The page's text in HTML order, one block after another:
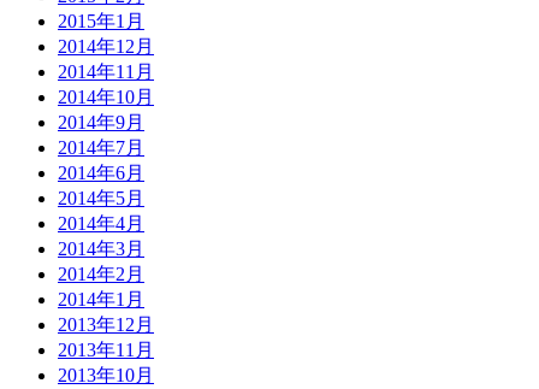
2015年1月
2014年12月
2014年11月
2014年10月
2014年9月
2014年7月
2014年6月
2014年5月
2014年4月
2014年3月
2014年2月
2014年1月
2013年12月
2013年11月
2013年10月